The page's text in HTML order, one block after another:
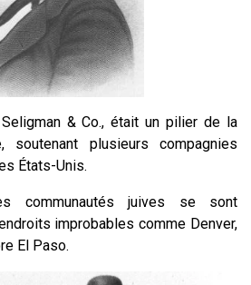
& Co., était un pilier de la
soutenant plusieurs compagnies
États-Unis.
communautés juives se sont
improbables comme Denver,
El Paso.